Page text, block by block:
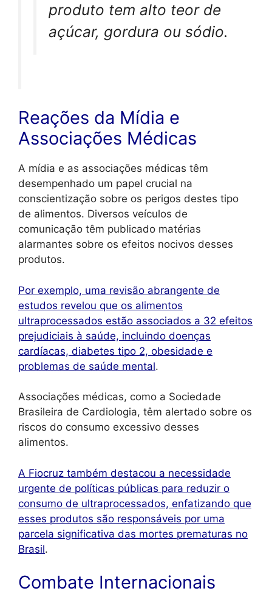
produto tem alto teor de
açúcar, gordura ou sódio.
Reações da Mídia e
Associações Médicas
A mídia e as associações médicas têm
desempenhado um papel crucial na
conscientização sobre os perigos destes tipo
de alimentos. Diversos veículos de
comunicação têm publicado matérias
alarmantes sobre os efeitos nocivos desses
produtos.
Por exemplo, uma revisão abrangente de
estudos revelou que os alimentos
ultraprocessados estão associados a 32 efeitos
prejudiciais à saúde, incluindo doenças
cardíacas, diabetes tipo 2, obesidade e
problemas de saúde mental.
Associações médicas, como a Sociedade
Brasileira de Cardiologia, têm alertado sobre os
riscos do consumo excessivo desses
alimentos.
A Fiocruz também destacou a necessidade
urgente de políticas públicas para reduzir o
consumo de ultraprocessados, enfatizando que
esses produtos são responsáveis por uma
parcela significativa das mortes prematuras no
Brasil.
Combate Internacionais